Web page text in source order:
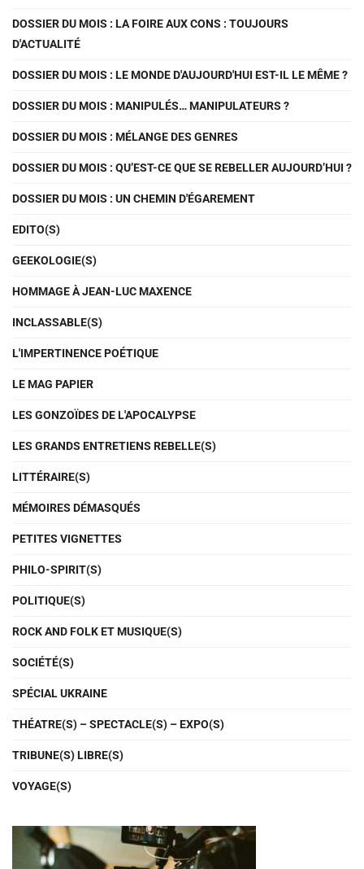
DOSSIER DU MOIS : LA FOIRE AUX CONS : TOUJOURS
D'ACTUALITÉ
DOSSIER DU MOIS : LE MONDE D'AUJOURD'HUI EST-IL LE MÊME ?
DOSSIER DU MOIS : MANIPULÉS… MANIPULATEURS ?
DOSSIER DU MOIS : MÉLANGE DES GENRES
DOSSIER DU MOIS : QU’EST-CE QUE SE REBELLER AUJOURD’HUI ?
DOSSIER DU MOIS : UN CHEMIN D'ÉGAREMENT
EDITO(S)
GEEKOLOGIE(S)
HOMMAGE À JEAN-LUC MAXENCE
INCLASSABLE(S)
L'IMPERTINENCE POÉTIQUE
LE MAG PAPIER
LES GONZOÏDES DE L'APOCALYPSE
LES GRANDS ENTRETIENS REBELLE(S)
LITTÉRAIRE(S)
MÉMOIRES DÉMASQUÉS
PETITES VIGNETTES
PHILO-SPIRIT(S)
POLITIQUE(S)
ROCK AND FOLK ET MUSIQUE(S)
SOCIÉTÉ(S)
SPÉCIAL UKRAINE
THÉATRE(S) – SPECTACLE(S) – EXPO(S)
TRIBUNE(S) LIBRE(S)
VOYAGE(S)